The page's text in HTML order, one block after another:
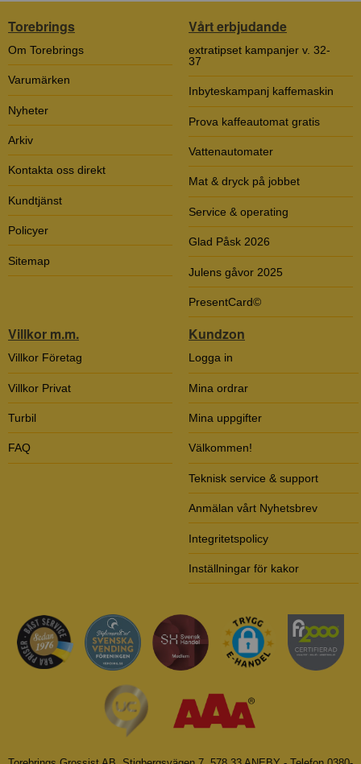
Torebrings
Om Torebrings
Varumärken
Nyheter
Arkiv
Kontakta oss direkt
Kundtjänst
Policyer
Sitemap
Vårt erbjudande
extratipset kampanjer v. 32-
37
Inbyteskampanj kaffemaskin
Prova kaffeautomat gratis
Vattenautomater
Mat & dryck på jobbet
Service & operating
Glad Påsk 2026
Julens gåvor 2025
PresentCard©
Villkor m.m.
Villkor Företag
Villkor Privat
Turbil
FAQ
Kundzon
Logga in
Mina ordrar
Mina uppgifter
Välkommen!
Teknisk service & support
Anmälan vårt Nyhetsbrev
Integritetspolicy
Inställningar för kakor